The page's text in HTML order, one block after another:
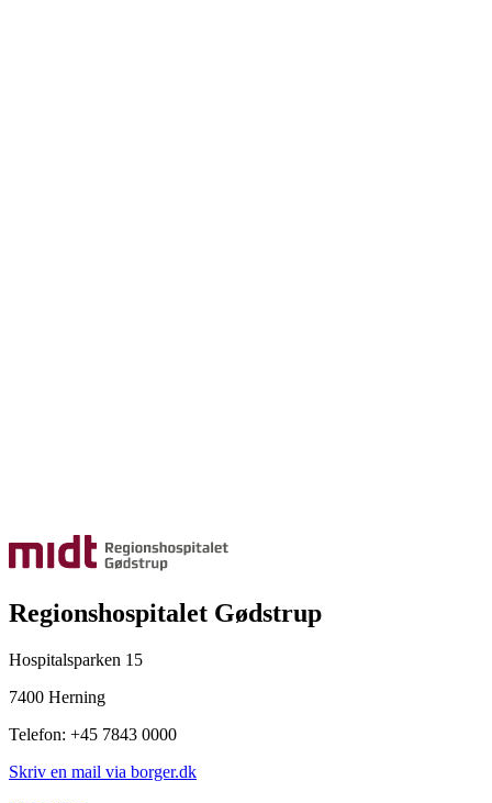
Regionshospitalet Gødstrup
Hospitalsparken 15
7400 Herning
Telefon: +45 7843 0000
Skriv en mail via borger.dk